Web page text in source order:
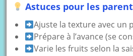
Astuces pour les
Ajuste la texture avec un
Prépare à l’avance (se
Varie les fruits selon la